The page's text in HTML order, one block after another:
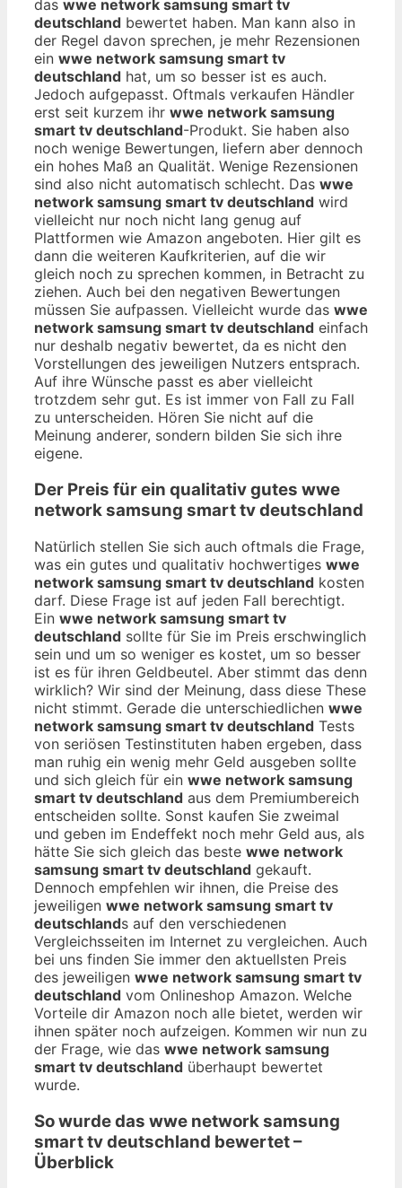
das wwe network samsung smart tv
deutschland bewertet haben. Man kann also in
der Regel davon sprechen, je mehr Rezensionen
ein wwe network samsung smart tv
deutschland hat, um so besser ist es auch.
Jedoch aufgepasst. Oftmals verkaufen Händler
erst seit kurzem ihr wwe network samsung
smart tv deutschland-Produkt. Sie haben also
noch wenige Bewertungen, liefern aber dennoch
ein hohes Maß an Qualität. Wenige Rezensionen
sind also nicht automatisch schlecht. Das wwe
network samsung smart tv deutschland wird
vielleicht nur noch nicht lang genug auf
Plattformen wie Amazon angeboten. Hier gilt es
dann die weiteren Kaufkriterien, auf die wir
gleich noch zu sprechen kommen, in Betracht zu
ziehen. Auch bei den negativen Bewertungen
müssen Sie aufpassen. Vielleicht wurde das wwe
network samsung smart tv deutschland einfach
nur deshalb negativ bewertet, da es nicht den
Vorstellungen des jeweiligen Nutzers entsprach.
Auf ihre Wünsche passt es aber vielleicht
trotzdem sehr gut. Es ist immer von Fall zu Fall
zu unterscheiden. Hören Sie nicht auf die
Meinung anderer, sondern bilden Sie sich ihre
eigene.
Der Preis für ein qualitativ gutes wwe
network samsung smart tv deutschland
Natürlich stellen Sie sich auch oftmals die Frage,
was ein gutes und qualitativ hochwertiges wwe
network samsung smart tv deutschland kosten
darf. Diese Frage ist auf jeden Fall berechtigt.
Ein wwe network samsung smart tv
deutschland sollte für Sie im Preis erschwinglich
sein und um so weniger es kostet, um so besser
ist es für ihren Geldbeutel. Aber stimmt das denn
wirklich? Wir sind der Meinung, dass diese These
nicht stimmt. Gerade die unterschiedlichen wwe
network samsung smart tv deutschland Tests
von seriösen Testinstituten haben ergeben, dass
man ruhig ein wenig mehr Geld ausgeben sollte
und sich gleich für ein wwe network samsung
smart tv deutschland aus dem Premiumbereich
entscheiden sollte. Sonst kaufen Sie zweimal
und geben im Endeffekt noch mehr Geld aus, als
hätte Sie sich gleich das beste wwe network
samsung smart tv deutschland gekauft.
Dennoch empfehlen wir ihnen, die Preise des
jeweiligen wwe network samsung smart tv
deutschlands auf den verschiedenen
Vergleichsseiten im Internet zu vergleichen. Auch
bei uns finden Sie immer den aktuellsten Preis
des jeweiligen wwe network samsung smart tv
deutschland vom Onlineshop Amazon. Welche
Vorteile dir Amazon noch alle bietet, werden wir
ihnen später noch aufzeigen. Kommen wir nun zu
der Frage, wie das wwe network samsung
smart tv deutschland überhaupt bewertet
wurde.
So wurde das wwe network samsung
smart tv deutschland bewertet –
Überblick